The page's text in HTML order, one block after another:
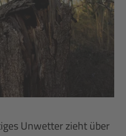
Unwetter zieht über